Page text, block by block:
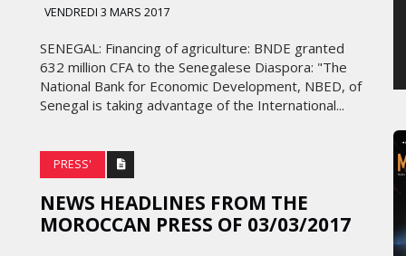
VENDREDI 3 MARS 2017
SENEGAL: Financing of agriculture: BNDE granted
632 million CFA to the Senegalese Diaspora: "The
National Bank for Economic Development, NBED, of
Senegal is taking advantage of the International...
PRESS'
NEWS HEADLINES FROM THE
MOROCCAN PRESS OF 03/03/2017